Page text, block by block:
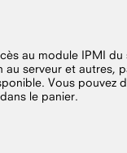
au module IPMI
au serveur et autres,
Vous pouvez
le panier.